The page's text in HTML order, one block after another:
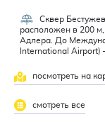
Сквер
расположен в 200
Адлера. До
International Airport)
посмотреть на
смотреть все